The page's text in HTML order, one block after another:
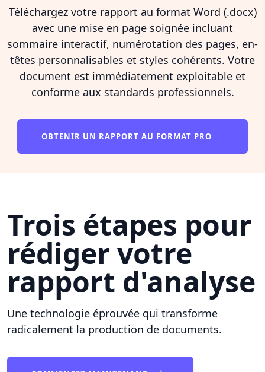
Téléchargez votre rapport au format Word (.docx)
avec une mise en page soignée incluant
sommaire interactif, numérotation des pages, en-
têtes personnalisables et styles cohérents. Votre
document est immédiatement exploitable et
conforme aux standards professionnels.
OBTENIR UN RAPPORT AU FORMAT PRO
Trois étapes pour
rédiger votre
rapport d'analyse
Une technologie éprouvée qui transforme
radicalement la production de documents.